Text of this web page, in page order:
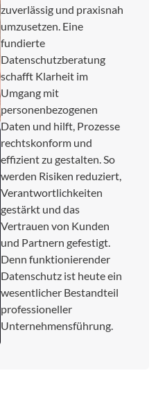
zuverlässig und praxisnah
umzusetzen. Eine
fundierte
Datenschutzberatung
schafft Klarheit im
Umgang mit
personenbezogenen
Daten und hilft, Prozesse
rechtskonform und
effizient zu gestalten. So
werden Risiken reduziert,
Verantwortlichkeiten
gestärkt und das
Vertrauen von Kunden
und Partnern gefestigt.
Denn funktionierender
Datenschutz ist heute ein
wesentlicher Bestandteil
professioneller
Unternehmensführung.